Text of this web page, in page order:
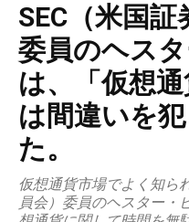
SEC（米国証
委員のヘス
は、「仮想
は間違いを
た。
仮想通貨市場でよく知ら
員会）委員のヘスター・